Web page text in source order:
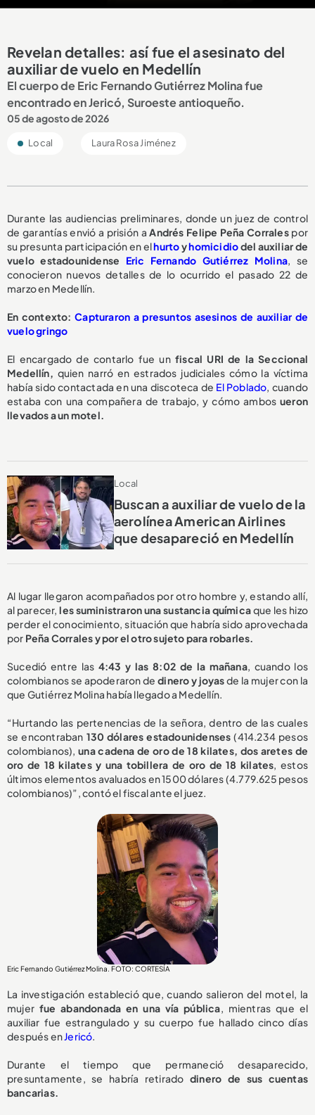
Revelan detalles: así fue el asesinato del
auxiliar de vuelo en Medellín
El cuerpo de Eric Fernando Gutiérrez Molina fue
encontrado en Jericó, Suroeste antioqueño.
05 de agosto de 2026
Local Laura Rosa Jiménez
Durante las audiencias preliminares, donde un juez de control
de garantías envió a prisión aAndrés Felipe Peña Corralespor
su presunta participación en elhurtoyhomicidiodel auxiliar de
vuelo estadounidense Eric Fernando Gutiérrez Molina, se
conocieron nuevos detalles de lo ocurrido el pasado 22 de
marzo en Medellín.
En contexto: Capturaron a presuntos asesinos de auxiliar de
vuelo gringo
El encargado de contarlo fue unfiscal URI de la Seccional
Medellín, quien narró en estrados judiciales cómo la víctima
había sido contactada en una discoteca de El Poblado, cuando
estaba con una compañera de trabajo, y cómo ambos ueron
llevados a un motel.
Local
Buscan a auxiliar de vuelo de la
aerolínea American Airlines
que desapareció en Medellín
Al lugar llegaron acompañados por otro hombre y, estando allí,
al parecer,les suministraron una sustancia químicaque les hizo
perder el conocimiento, situación que habría sido aprovechada
por Peña Corrales y por el otro sujeto para robarles.
Sucedió entre las 4:43 y las 8:02 de la mañana, cuando los
colombianos se apoderaron dedinero y joyasde la mujer con la
que Gutiérrez Molina había llegado a Medellín.
“Hurtando las pertenencias de la señora, dentro de las cuales
se encontraban 130 dólares estadounidenses (414.234 pesos
colombianos),una cadena de oro de 18 kilates, dos aretes de
oro de 18 kilates y una tobillera de oro de 18 kilates, estos
últimos elementos avaluados en 1500 dólares (4.779.625 pesos
colombianos)”, contó el fiscal ante el juez.
Eric Fernando Gutiérrez Molina. FOTO: CORTESÍA
La investigación estableció que, cuando salieron del motel, la
mujer fue abandonada en una vía pública, mientras que el
auxiliar fue estrangulado y su cuerpo fue hallado cinco días
después enJericó.
Durante el tiempo que permaneció desaparecido,
presuntamente, se habría retirado dinero de sus cuentas
bancarias.